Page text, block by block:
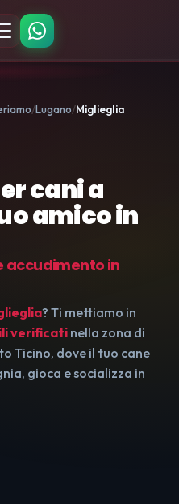
Lugano Miglieglia
cani a
amico in
accudimento in
? Ti mettiamo in
verificati nella zona di
Ticino, dove il tuo cane
gioca e socializza in